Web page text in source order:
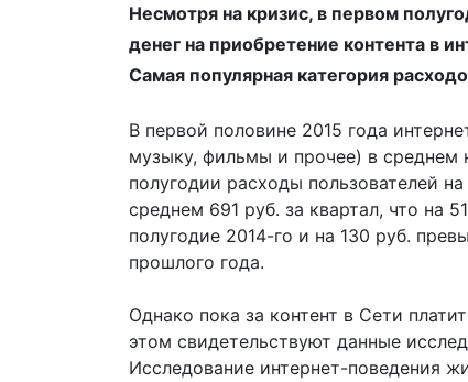
Несмотря на кризис, в первом
денег на приобретение контента в
Самая популярная категория
В первой половине 2015 года
музыку, фильмы и прочее) в среднем
полугодии расходы пользователей
среднем 691 руб. за квартал, что на
полугодие 2014-го и на 130 руб.
прошлого года.
Однако пока за контент в Сети
этом свидетельствуют данные
Исследование интернет-поведения